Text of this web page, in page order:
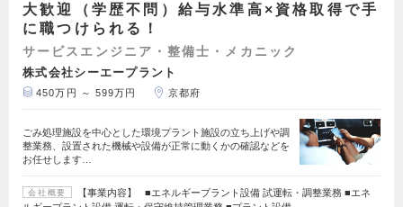
大歓迎（学歴不問）給与水準高×資格取得で手
に職つけられる！
サービスエンジニア・整備士・メカニック
株式会社シーエープラント
450万円 ～ 599万円 京都府
ごみ処理施設を中心とした環境プラント施設の立ち上げや調
整業務、設置された機械や設備が正常に動くかの確認などを
お任せします…
会社概要
【事業内容】 ■エネルギープラント設備 試運転・調整業務 ■エネ